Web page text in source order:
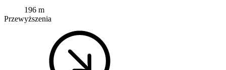
196 m
Przewyższenia